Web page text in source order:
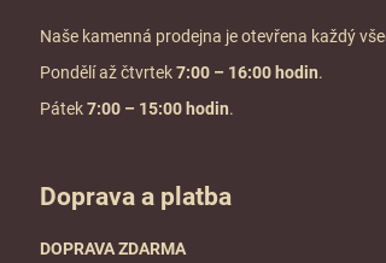
Naše kamenná prodejna je otevřena každý
Pondělí až čtvrtek7:00 – 16:00 hodin.
Pátek7:00 – 15:00 hodin.
Doprava a platba
DOPRAVA ZDARMA